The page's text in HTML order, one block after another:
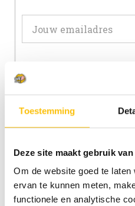
Toestemming
Deze site maakt gebruik
Om de website goed te
ervan te kunnen meten,
functionele en analytische
Mail me zodra
2